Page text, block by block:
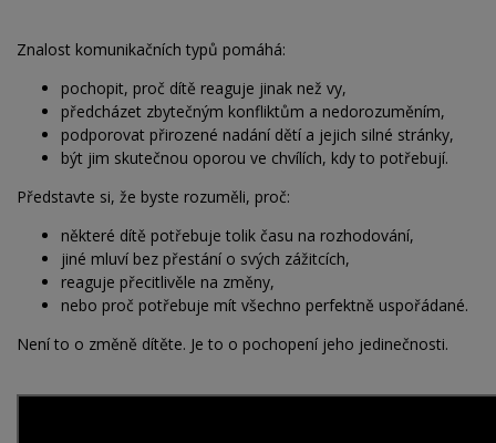
Znalost komunikačních typů pomáhá:
pochopit, proč dítě reaguje jinak než vy,
předcházet zbytečným konfliktům a nedorozuměním,
podporovat přirozené nadání dětí a jejich silné stránky,
být jim skutečnou oporou ve chvílích, kdy to potřebují.
Představte si, že byste rozuměli, proč:
některé dítě potřebuje tolik času na rozhodování,
jiné mluví bez přestání o svých zážitcích,
reaguje přecitlivěle na změny,
nebo proč potřebuje mít všechno perfektně uspořádané.
Není to o změně dítěte. Je to o pochopení jeho jedinečnosti.